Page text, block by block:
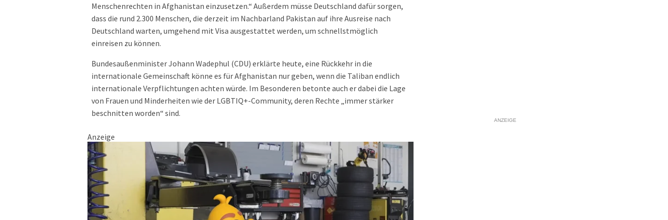
Menschenrechten in Afghanistan einzusetzen.“ Außerdem müsse Deutschland dafür sorgen,
dass die rund 2.300 Menschen, die derzeit im Nachbarland Pakistan auf ihre Ausreise nach
Deutschland warten, umgehend mit Visa ausgestattet werden, um schnellstmöglich
einreisen zu können.
Bundesaußenminister Johann Wadephul (CDU) erklärte heute, eine Rückkehr in die
internationale Gemeinschaft könne es für Afghanistan nur geben, wenn die Taliban endlich
internationale Verpflichtungen achten würde. Im Besonderen betonte auch er dabei die Lage
von Frauen und Minderheiten wie der LGBTIQ+-Community, deren Rechte „immer stärker
beschnitten worden“ sind.
Anzeige
ANZEIGE